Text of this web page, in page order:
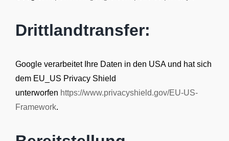
Drittlandtransfer:
Google verarbeitet Ihre Daten in den USA und hat sich
dem EU_US Privacy Shield
unterworfen https://www.privacyshield.gov/EU-US-
Framework.